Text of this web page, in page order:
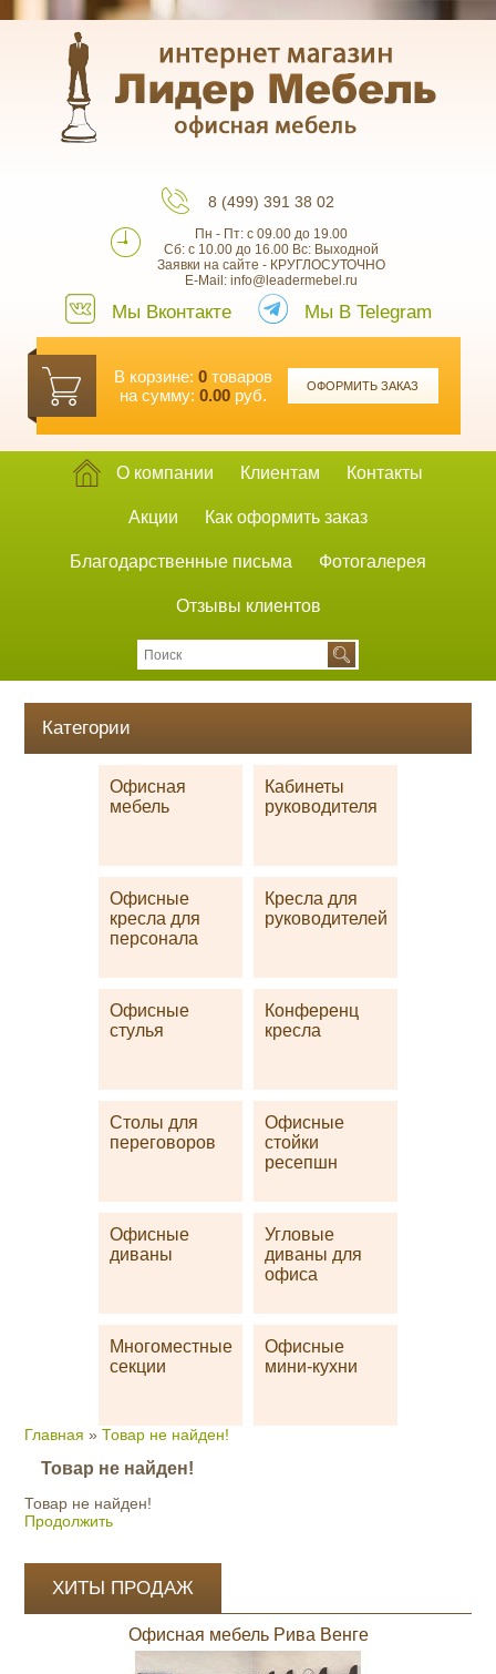
8 (499) 391 38 02
Пн - Пт: с 09.00 до 19.00
Сб: с 10.00 до 16.00 Вс: Выходной
Заявки на сайте - КРУГЛОСУТОЧНО
E-Mail: info@leadermebel.ru
Мы Вконтакте Мы В Telegram
В корзине: 0товаров
на сумму: 0.00 руб. ОФОРМИТЬ ЗАКАЗ
О компании Клиентам Контакты
Акции Как оформить заказ
Благодарственные письма Фотогалерея
Отзывы клиентов
Категории
Офисная
мебель
Кабинеты
руководителя
Офисные
кресла для
персонала
Кресла для
руководителей
Офисные
стулья
Конференц
кресла
Столы для
переговоров
Офисные
стойки
ресепшн
Офисные
диваны
Угловые
диваны для
офиса
Многоместные
секции
Офисные
мини-кухни
Главная » Товар не найден!
Товар не найден!
Товар не найден!
Продолжить
ХИТЫ ПРОДАЖ
Офисная мебель Рива Венге